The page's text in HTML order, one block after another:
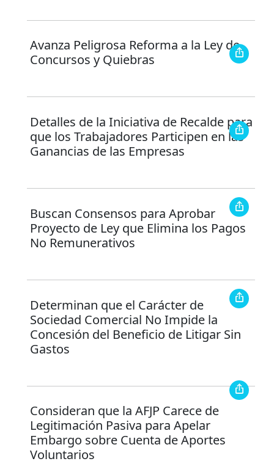
Avanza Peligrosa Reforma a la Ley de
Concursos y Quiebras
Detalles de la Iniciativa de Recalde para
que los Trabajadores Participen en las
Ganancias de las Empresas
Buscan Consensos para Aprobar
Proyecto de Ley que Elimina los Pagos
No Remunerativos
Determinan que el Carácter de
Sociedad Comercial No Impide la
Concesión del Beneficio de Litigar Sin
Gastos
Consideran que la AFJP Carece de
Legitimación Pasiva para Apelar
Embargo sobre Cuenta de Aportes
Voluntarios